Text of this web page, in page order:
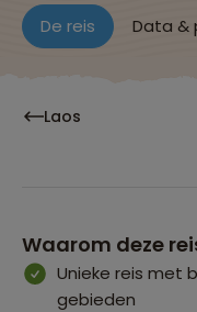
De reis Data &
Laos
Waarom deze
Unieke reis met
gebieden